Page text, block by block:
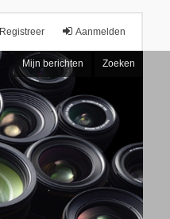
Aanmelden
Registreer
Mijn berichten Zoeken